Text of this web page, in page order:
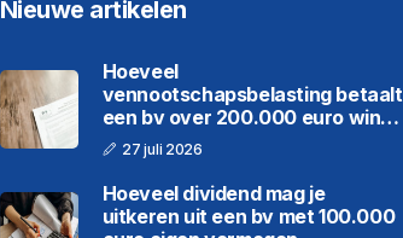
Nieuwe artikelen
Hoeveel
vennootschapsbelasting betaalt
een bv over 200.000 euro winst
in 2026
27 juli 2026
Hoeveel dividend mag je
uitkeren uit een bv met 100.000